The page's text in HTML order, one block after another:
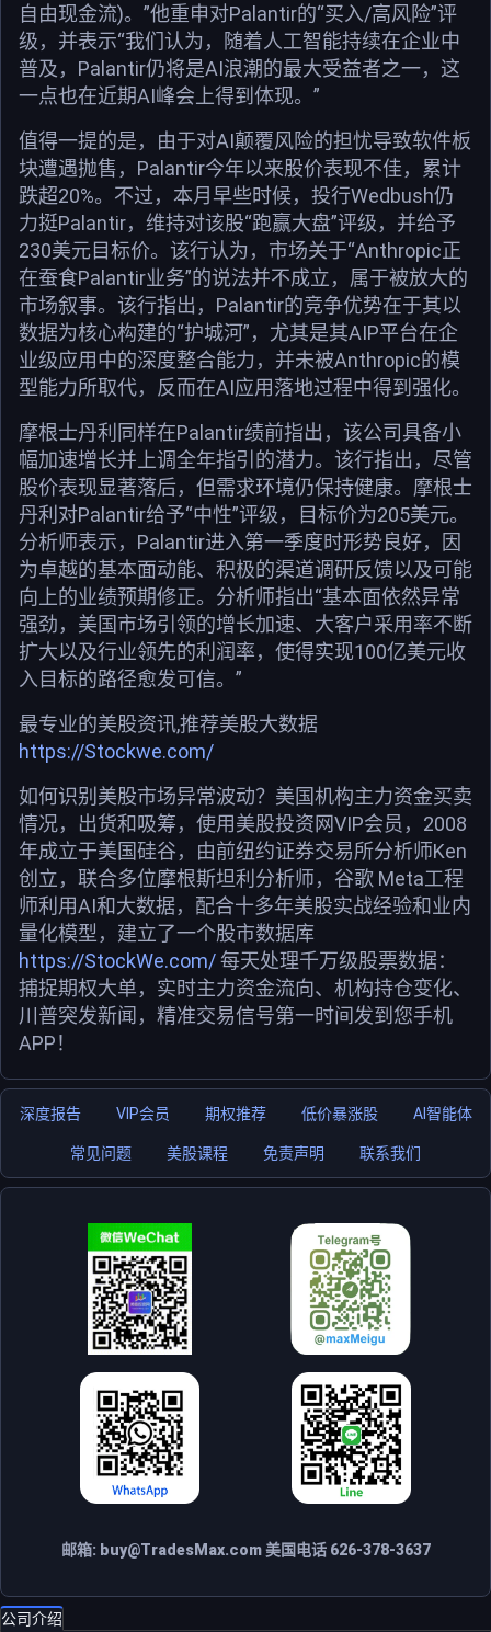
自由现金流)。”他重申对Palantir的“买入/高风险”评
级，并表示“我们认为，随着人工智能持续在企业中
普及，Palantir仍将是AI浪潮的最大受益者之一，这
一点也在近期AI峰会上得到体现。”
值得一提的是，由于对AI颠覆风险的担忧导致软件板
块遭遇抛售，Palantir今年以来股价表现不佳，累计
跌超20%。不过，本月早些时候，投行Wedbush仍
力挺Palantir，维持对该股“跑赢大盘”评级，并给予
230美元目标价。该行认为，市场关于“Anthropic正
在蚕食Palantir业务”的说法并不成立，属于被放大的
市场叙事。该行指出，Palantir的竞争优势在于其以
数据为核心构建的“护城河”，尤其是其AIP平台在企
业级应用中的深度整合能力，并未被Anthropic的模
型能力所取代，反而在AI应用落地过程中得到强化。
摩根士丹利同样在Palantir绩前指出，该公司具备小
幅加速增长并上调全年指引的潜力。该行指出，尽管
股价表现显著落后，但需求环境仍保持健康。摩根士
丹利对Palantir给予“中性”评级，目标价为205美元。
分析师表示，Palantir进入第一季度时形势良好，因
为卓越的基本面动能、积极的渠道调研反馈以及可能
向上的业绩预期修正。分析师指出“基本面依然异常
强劲，美国市场引领的增长加速、大客户采用率不断
扩大以及行业领先的利润率，使得实现100亿美元收
入目标的路径愈发可信。”
最专业的美股资讯,推荐美股大数据
https://Stockwe.com/
如何识别美股市场异常波动？美国机构主力资金买卖
情况，出货和吸筹，使用美股投资网VIP会员，2008
年成立于美国硅谷，由前纽约证券交易所分析师Ken
创立，联合多位摩根斯坦利分析师，谷歌 Meta工程
师利用AI和大数据，配合十多年美股实战经验和业内
量化模型，建立了一个股市数据库
https://StockWe.com/每天处理千万级股票数据：
捕捉期权大单，实时主力资金流向、机构持仓变化、
川普突发新闻，精准交易信号第一时间发到您手机
APP！
深度报告 VIP会员 期权推荐 低价暴涨股 AI智能体
常见问题 美股课程 免责声明 联系我们
邮箱: buy@TradesMax.com美国电话 626-378-3637
公司介绍